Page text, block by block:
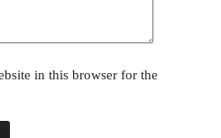
in this browser for the